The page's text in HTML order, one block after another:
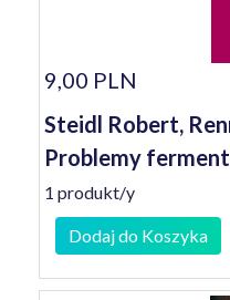
9,00 PLN
Steidl Robert,
Problemy
1 produkt/y
Dodaj do Koszyka